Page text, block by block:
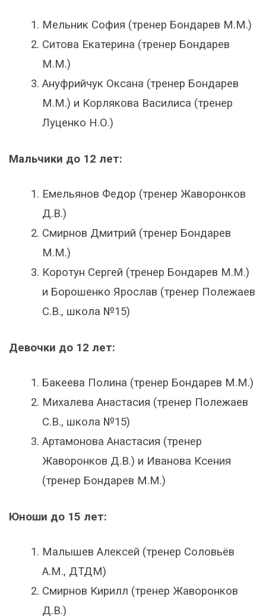
Мельник София (тренер Бондарев М.М.)
Ситова Екатерина (тренер Бондарев
М.М.)
Ануфрийчук Оксана (тренер Бондарев
М.М.) и Корлякова Василиса (тренер
Луценко Н.О.)
Мальчики до 12 лет:
Емельянов Федор (тренер Жаворонков
Д.В.)
Смирнов Дмитрий (тренер Бондарев
М.М.)
Коротун Сергей (тренер Бондарев М.М.)
и Борошенко Ярослав (тренер Полежаев
С.В., школа №15)
Девочки до 12 лет:
Бакеева Полина (тренер Бондарев М.М.)
Михалева Анастасия (тренер Полежаев
С.В., школа №15)
Артамонова Анастасия (тренер
Жаворонков Д.В.) и Иванова Ксения
(тренер Бондарев М.М.)
Юноши до 15 лет:
Малышев Алексей (тренер Соловьёв
А.М., ДТДМ)
Смирнов Кирилл (тренер Жаворонков
Д.В.)